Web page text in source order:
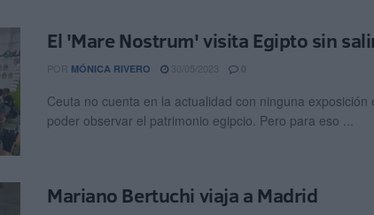
El 'Mare Nostrum' visita Egipto sin
POR MÓNICA RIVERO 0
Ceuta no cuenta en la actualidad con ninguna exposición
poder observar el patrimonio egipcio. Pero para eso ...
Mariano Bertuchi viaja a Madrid